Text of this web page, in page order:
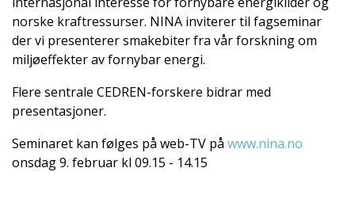
norske kraftressurser. NINA inviterer til fagseminar
der vi presenterer smakebiter fra vår forskning om
miljøeffekter av fornybar energi.
Flere sentrale CEDREN-forskere bidrar med
presentasjoner.
Seminaret kan følges på web-TV på www.nina.no
onsdag 9. februar kl 09.15 - 14.15